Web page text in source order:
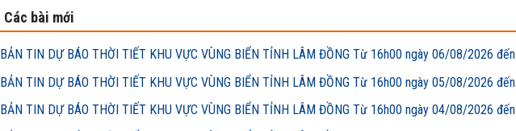
Các bài mới
BẢN TIN DỰ BÁO THỜI TIẾT KHU VỰC VÙNG BIỂN TỈNH LÂM ĐỒNG Từ 16h00 ngày 06/08/2026
BẢN TIN DỰ BÁO THỜI TIẾT KHU VỰC VÙNG BIỂN TỈNH LÂM ĐỒNG Từ 16h00 ngày 05/08/2026
BẢN TIN DỰ BÁO THỜI TIẾT KHU VỰC VÙNG BIỂN TỈNH LÂM ĐỒNG Từ 16h00 ngày 04/08/2026